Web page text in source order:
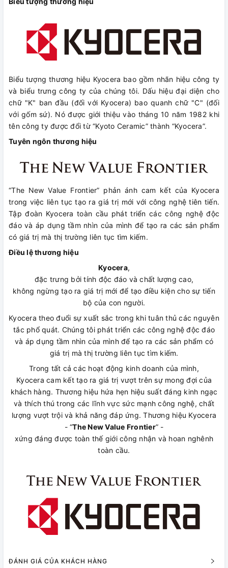
Biểu tượng thương hiệu Kyocera bao gồm nhãn hiệu công ty
và biểu trưng công ty của chúng tôi. Dấu hiệu đại diện cho
chữ "K" ban đầu (đối với Kyocera) bao quanh chữ "C" (đối
với gốm sứ). Nó được giới thiệu vào tháng 10 năm 1982 khi
tên công ty được đổi từ “Kyoto Ceramic” thành “Kyocera”.
Tuyên ngôn thương hiệu
“The New Value Frontier” phản ánh cam kết của Kyocera
trong việc liên tục tạo ra giá trị mới với công nghệ tiên tiến.
Tập đoàn Kyocera toàn cầu phát triển các công nghệ độc
đáo và áp dụng tầm nhìn của mình để tạo ra các sản phẩm
có giá trị mà thị trường liên tục tìm kiếm.
Điều lệ thương hiệu
Kyocera,
đặc trưng bởi tính độc đáo và chất lượng cao,
không ngừng tạo ra giá trị mới để tạo điều kiện cho sự tiến
bộ của con người.
Kyocera theo đuổi sự xuất sắc trong khi tuân thủ các nguyên
tắc phổ quát. Chúng tôi phát triển các công nghệ độc đáo
và áp dụng tầm nhìn của mình để tạo ra các sản phẩm có
giá trị mà thị trường liên tục tìm kiếm.
Trong tất cả các hoạt động kinh doanh của mình,
Kyocera cam kết tạo ra giá trị vượt trên sự mong đợi của
khách hàng. Thương hiệu hứa hẹn hiệu suất đáng kinh ngạc
và thích thú trong các lĩnh vực sức mạnh công nghệ, chất
lượng vượt trội và khả năng đáp ứng. Thương hiệu Kyocera
- “The New Value Frontier” -
xứng đáng được toàn thế giới công nhận và hoan nghênh
toàn cầu.
ĐÁNH GIÁ CỦA KHÁCH HÀNG